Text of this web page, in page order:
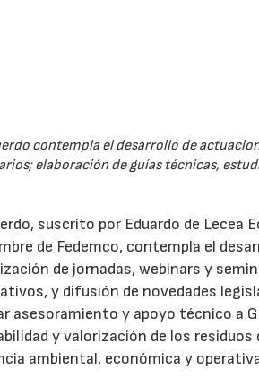
contempla el desarrollo de
elaboración de guías técnicas,
suscrito por Eduardo de Lecea
de Fedemco, contempla el
de jornadas, webinars y
y difusión de novedades
asesoramiento y apoyo técnico a
y valorización de los
ambiental, económica y